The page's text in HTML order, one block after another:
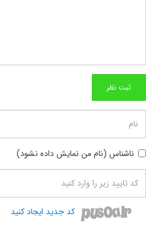
ناشناس (نام من نمایش داده نشود)
کد جدید ایجاد کنید